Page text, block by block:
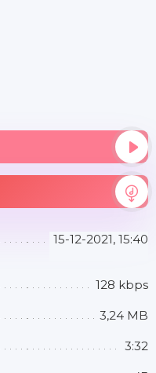
15-12-2021, 15:40
128 kbps
3,24 MB
3:32